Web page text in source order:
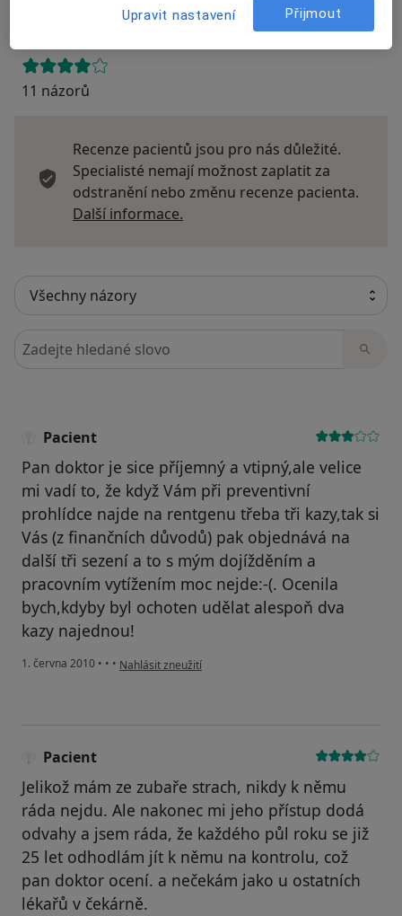
Přidejte svůj názor
11 názorů
Recenze pacientů jsou pro nás důležité.
Specialisté nemají možnost zaplatit za
odstranění nebo změnu recenze pacienta.
Další informace.
Hledejte v názorech
Pacient
Pan doktor je sice příjemný a vtipný,ale velice
mi vadí to, že když Vám při preventivní
prohlídce najde na rentgenu třeba tři kazy,tak si
Vás (z finančních důvodů) pak objednává na
další tři sezení a to s mým dojížděním a
pracovním vytížením moc nejde:-(. Ocenila
bych,kdyby byl ochoten udělat alespoň dva
kazy najednou!
1. června 2010 • • • podle názoru uživatele Pacient
Nahlásit zneužití
Pacient
Jelikož mám ze zubaře strach, nikdy k němu
ráda nejdu. Ale nakonec mi jeho přístup dodá
odvahy a jsem ráda, že každého půl roku se již
25 let odhodlám jít k němu na kontrolu, což
pan doktor ocení. a nečekám jako u ostatních
lékařů v čekárně.
Upravit nastavení Přijmout